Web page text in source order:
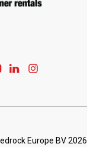
Europe BV 2026